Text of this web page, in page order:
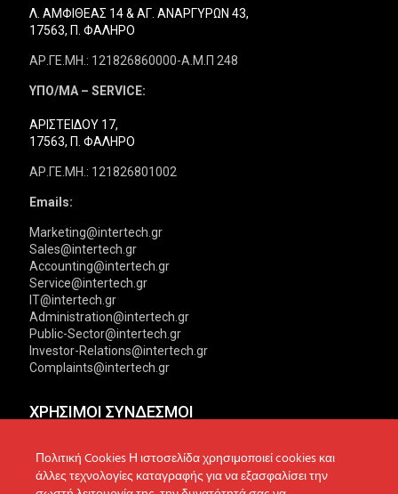
Λ. ΑΜΦΙΘΕΑΣ 14 & ΑΓ. ΑΝΑΡΓΥΡΩΝ 43,
17563, Π. ΦΑΛΗΡΟ
ΑΡ.ΓΕ.ΜΗ.: 121826860000-Α.Μ.Π 248
ΥΠΟ/ΜΑ – SERVICE:
ΑΡΙΣΤΕΙΔΟΥ 17,
17563, Π. ΦΑΛΗΡΟ
ΑΡ.ΓΕ.ΜΗ.: 121826801002
Emails:
Marketing@intertech.gr
Sales@intertech.gr
Accounting@intertech.gr
Service@intertech.gr
IT@intertech.gr
Administration@intertech.gr
Public-Sector@intertech.gr
Investor-Relations@intertech.gr
Complaints@intertech.gr
ΧΡΗΣΙΜΟΙ ΣΥΝΔΕΣΜΟΙ
Αντιπροσωπείες
Δίκτυο συνεργατών
Πολιτική Απορρήτου
Πολιτική Cookies
Πολιτική Cookies Η ιστοσελίδα χρησιμοποιεί cookies και
άλλες τεχνολογίες καταγραφής για να εξασφαλίσει την